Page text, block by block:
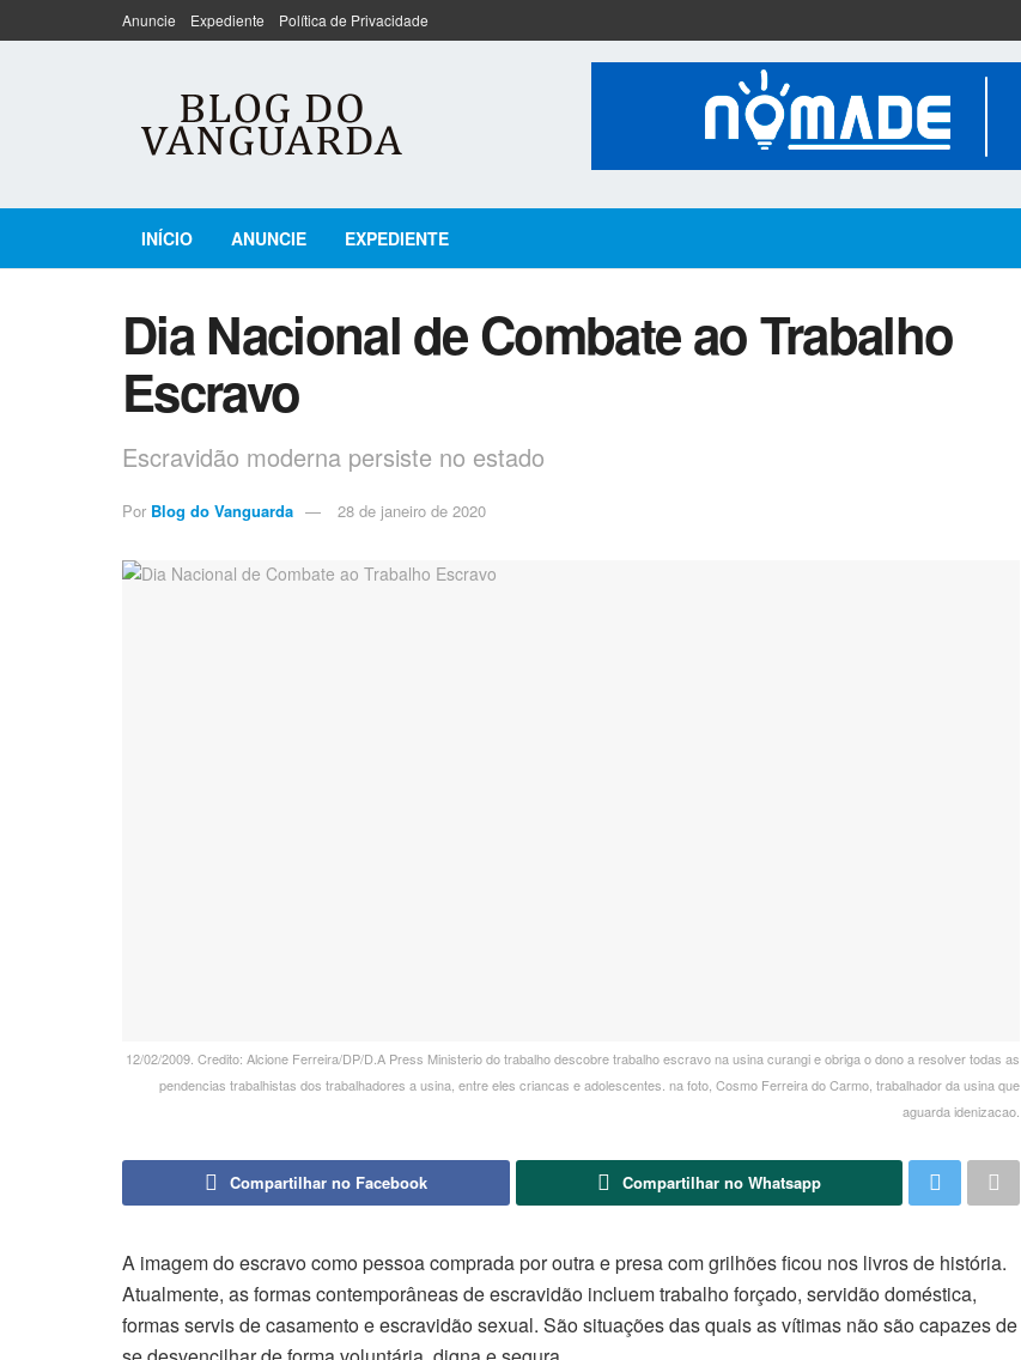
Anuncie Expediente Política de Privacidade
INÍCIO ANUNCIE EXPEDIENTE
Dia Nacional de Combate ao Trabalho
Escravo
Escravidão moderna persiste no estado
Por Blog do Vanguarda 28 de janeiro de 2020
12/02/2009. Credito: Alcione Ferreira/DP/D.A Press Ministerio do trabalho descobre trabalho escravo na usina curangi e obriga o dono a resolver todas as
pendencias trabalhistas dos trabalhadores a usina, entre eles criancas e adolescentes. na foto, Cosmo Ferreira do Carmo, trabalhador da usina que
aguarda idenizacao.
Compartilhar no Facebook Compartilhar no Whatsapp
A imagem do escravo como pessoa comprada por outra e presa com grilhões ficou nos livros de história.
Atualmente, as formas contemporâneas de escravidão incluem trabalho forçado, servidão doméstica,
formas servis de casamento e escravidão sexual. São situações das quais as vítimas não são capazes de